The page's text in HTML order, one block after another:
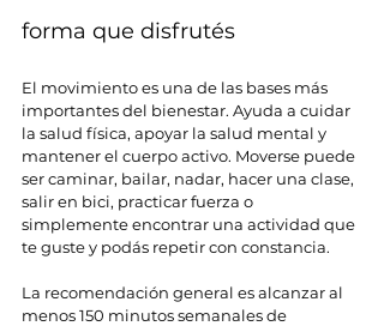
forma que disfrutés
El movimiento es una de las bases más
importantes del bienestar. Ayuda a cuidar
la salud física, apoyar la salud mental y
mantener el cuerpo activo. Moverse puede
ser caminar, bailar, nadar, hacer una clase,
salir en bici, practicar fuerza o
simplemente encontrar una actividad que
te guste y podás repetir con constancia.
La recomendación general es alcanzar al
menos 150 minutos semanales de